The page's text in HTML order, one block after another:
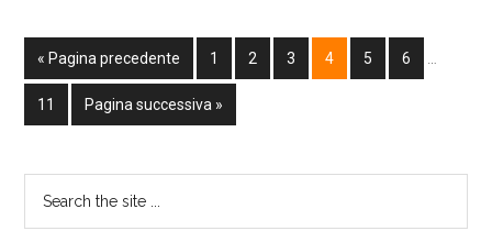
« Pagina precedente 1 2 3 4 5 6
11 Pagina successiva »